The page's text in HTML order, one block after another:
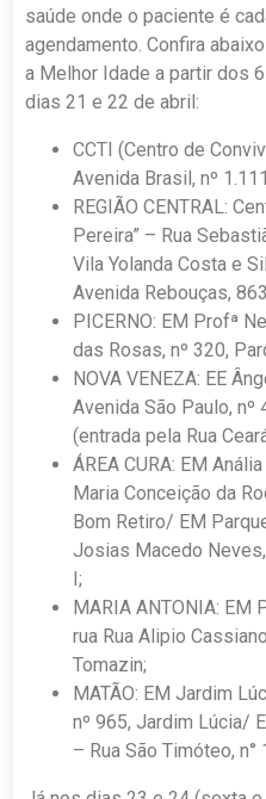
saúde onde o paciente é
agendamento. Confira
a Melhor Idade a partir dos
dias 21 e 22 de abril:
CCTI (Centro de
Avenida Brasil, nº
REGIÃO CENTRAL:
Pereira” – Rua
Vila Yolanda Costa e
Avenida Rebouças,
PICERNO: EM Profª
das Rosas, nº 320,
NOVA VENEZA: EE
Avenida São Paulo,
(entrada pela Rua
ÁREA CURA: EM
Maria Conceição da
Bom Retiro/ EM
Josias Macedo
I;
MARIA ANTONIA: EM
rua Rua Alipio
Tomazin;
MATÃO: EM Jardim
nº 965, Jardim Lúcia/
– Rua São Timóteo,